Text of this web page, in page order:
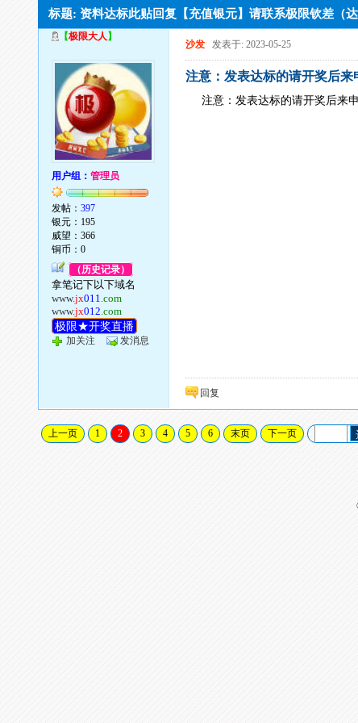
标题: 资料达标此贴回复【充值银元】请联系极限钦差（
【极限大人 】
用户组：管理员
发帖：397
银元：195
威望：366
铜币：0
（历史记录）
拿笔记下以下域名
www.jx011.com
www.jx012.com
极限★开奖直播
加关注 发消息
沙发 发表于: 2023-05-25
注意：发表达标的请开奖后
注意：发表达标的请开奖后来
回复
上一页 1 2 3 4 5 6 末页 下一页